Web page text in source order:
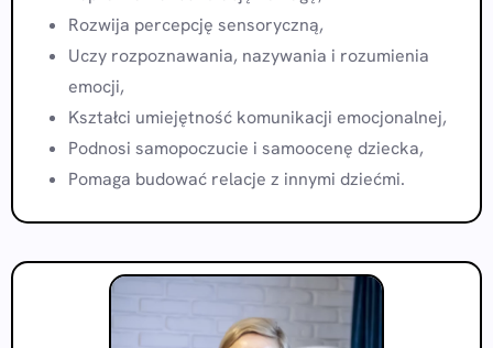
Rozwija percepcję sensoryczną,
Uczy rozpoznawania, nazywania i rozumienia
emocji,
Kształci umiejętność komunikacji emocjonalnej,
Podnosi samopoczucie i samoocenę dziecka,
Pomaga budować relacje z innymi dziećmi.